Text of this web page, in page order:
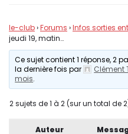
le-club›Forums ›Infos sorties
jeudi 19, matin…
Ce sujet contient 1 réponse, 2
la dernière fois par
Clément
mois.
2 sujets de 1 à 2 (sur un total de
Auteur